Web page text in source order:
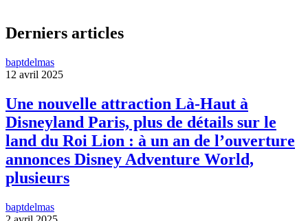
Derniers articles
baptdelmas
12 avril 2025
Une nouvelle attraction Là-Haut à
Disneyland Paris, plus de détails sur le
land du Roi Lion : à un an de l’ouverture
annonces Disney Adventure World,
plusieurs
baptdelmas